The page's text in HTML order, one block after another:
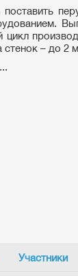
поставить
цикл
стенок – до 2
Участники